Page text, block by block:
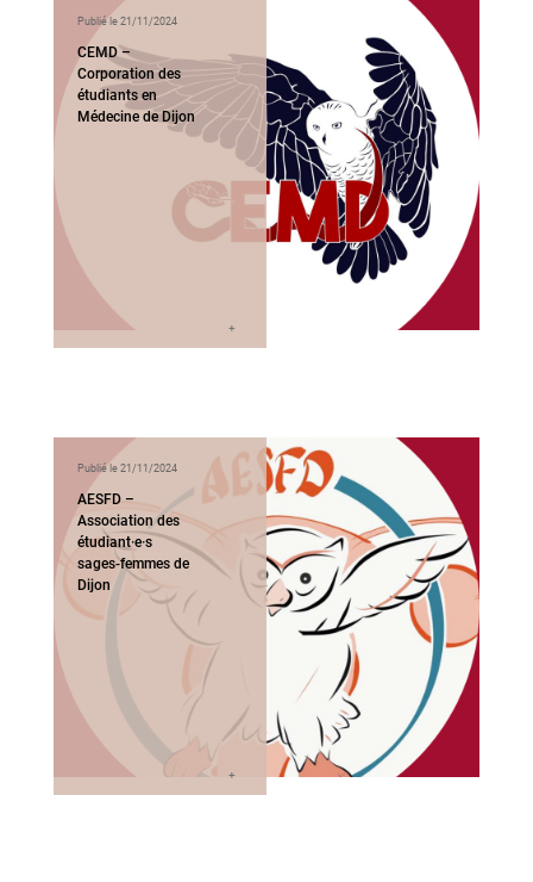
Publié le 21/11/2024
CEMD –
Corporation des
étudiants en
Médecine de Dijon
Publié le 21/11/2024
AESFD –
Association des
étudiant·e·s
sages-femmes de
Dijon